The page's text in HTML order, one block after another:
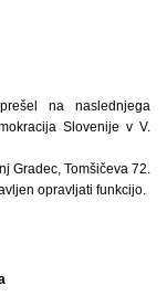
na naslednjega
Slovenije v V.
Gradec, Tomšičeva 72.
opravljati funkcijo.